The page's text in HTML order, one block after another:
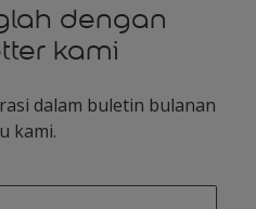
dengan
kami
dalam buletin bulanan
kami.